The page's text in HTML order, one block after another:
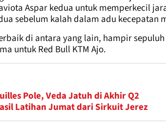
Aspar kedua untuk memperkecil
sebelum kalah dalam adu kecepatan
di antara yang lain, hampir
untuk Red Bull KTM Ajo.
Pole, Veda Jatuh di Akhir Q2
Latihan Jumat dari Sirkuit Jerez